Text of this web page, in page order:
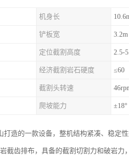
机身长
铲板宽 3.2m
定位截割高度 2.5-
经济截割岩石硬度 ≤60
截割头转速
爬坡能力 ±18°
造的一款设备，整机结构紧凑、稳定
截齿排布，具备的截割切割力和破岩力